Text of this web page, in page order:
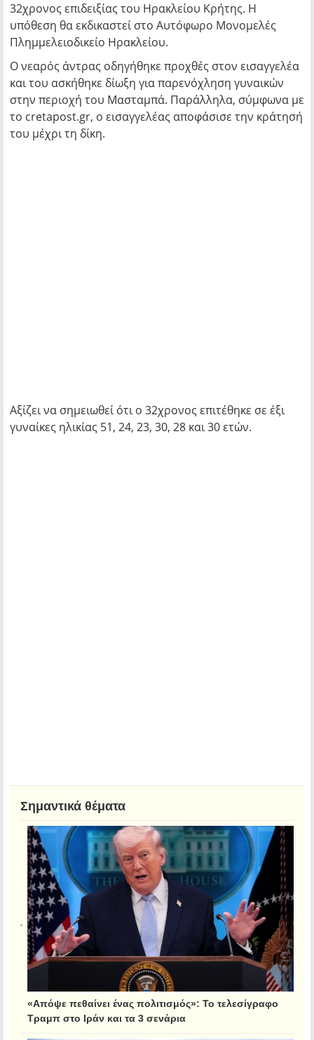
32χρονος επιδειξίας του Ηρακλείου Κρήτης. Η
υπόθεση θα εκδικαστεί στο Αυτόφωρο Μονομελές
Πλημμελειοδικείο Ηρακλείου.
Ο νεαρός άντρας οδηγήθηκε προχθές στον εισαγγελέα
και του ασκήθηκε δίωξη για παρενόχληση γυναικών
στην περιοχή του Μασταμπά. Παράλληλα, σύμφωνα με
το cretapost.gr, ο εισαγγελέας αποφάσισε την κράτησή
του μέχρι τη δίκη.
Αξίζει να σημειωθεί ότι ο 32χρονος επιτέθηκε σε έξι
γυναίκες ηλικίας 51, 24, 23, 30, 28 και 30 ετών.
Σημαντικά θέματα
«Απόψε πεθαίνει ένας πολιτισμός»: Το τελεσίγραφο
Τραμπ στο Ιράν και τα 3 σενάρια